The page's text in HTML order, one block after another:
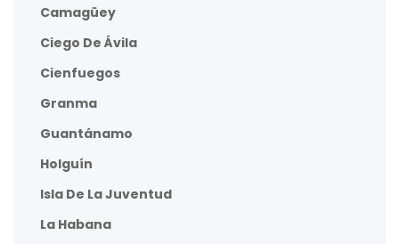
Camagüey
Ciego De Ávila
Cienfuegos
Granma
Guantánamo
Holguín
Isla De La Juventud
La Habana